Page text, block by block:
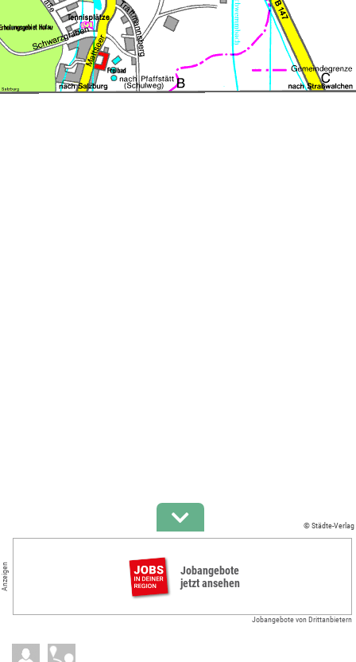
© Städte-Verlag
Anzeigen
Jobangebote
jetzt ansehen
Jobangebote von Drittanbietern